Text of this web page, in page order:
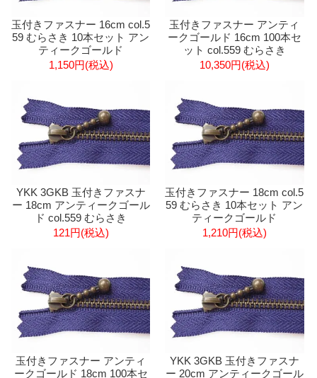
玉付きファスナー 16cm col.5
59 むらさき 10本セット アン
ティークゴールド
1,150円(税込)
玉付きファスナー アンティ
ークゴールド 16cm 100本セ
ット col.559 むらさき
10,350円(税込)
YKK 3GKB 玉付きファスナ
ー 18cm アンティークゴール
ド col.559 むらさき
121円(税込)
玉付きファスナー 18cm col.5
59 むらさき 10本セット アン
ティークゴールド
1,210円(税込)
玉付きファスナー アンティ
ークゴールド 18cm 100本セ
YKK 3GKB 玉付きファスナ
ー 20cm アンティークゴール